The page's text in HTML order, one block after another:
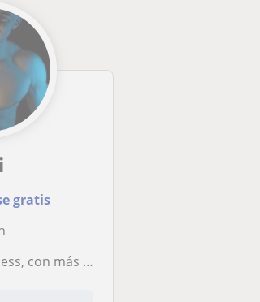
gratis
entrenamiento America y nutrición deportiva. Entrenador